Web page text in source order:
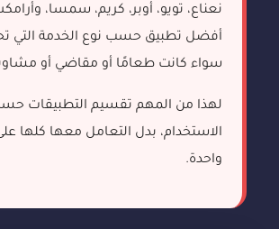
نعناع، تويو، أوبر، كريم، سمسا،
أفضل تطبيق حسب نوع الخدمة التي
سواء كانت طعامًا أو مقاضي أو
لهذا من المهم تقسيم التطبيقات
الاستخدام، بدل التعامل معها كلها
واحدة.